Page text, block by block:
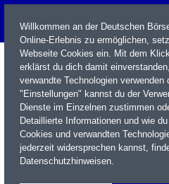
Name / WKN / ISIN / Kürzel
Willkommen an der Deutschen
Online-Erlebnis zu ermöglichen,
Webseite Cookies ein. Mit dem
erklärst du dich damit
verwandte Technologien verwenden
"Einstellungen" kannst du der
Dienste im Einzelnen zustimmen
Detaillierte Informationen und wie
Cookies und verwandten
jederzeit widersprechen kannst,
Datenschutzhinweisen.